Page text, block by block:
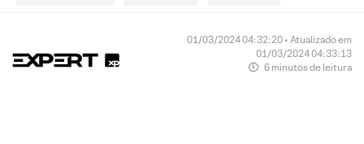
01/03/2024 04:32:20 • Atualizado em
01/03/2024 04:33:13
6 minutos de leitura